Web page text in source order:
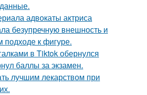
адвокаты актриса
безупречную внешность и
подходе к фигуре.
в Tiktok обернулся
баллы за экзамен.
лучшим лекарством при